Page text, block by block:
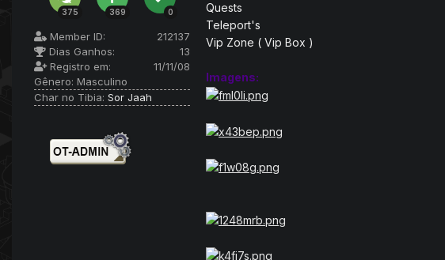
375 369 0
Member ID:
212137
Dias Ganhos:
13
Registro em:
11/11/08
Gênero: Masculino
Char no Tibia: Sor Jaah
Quests
Teleport's
Vip Zone ( Vip Box )
Imagens: